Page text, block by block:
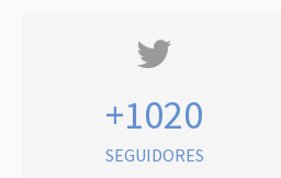
+1020
SEGUIDORES